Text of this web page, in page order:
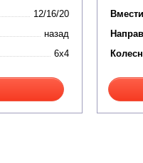
12/16/20
назад
6x4